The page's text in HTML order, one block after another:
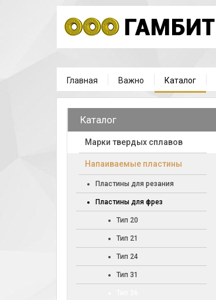
Главная Важно Каталог
Каталог
Марки твердых сплавов
Напаиваемые пластины
Пластины для резания
Пластины для фрез
Тип 20
Тип 21
Тип 24
Тип 31